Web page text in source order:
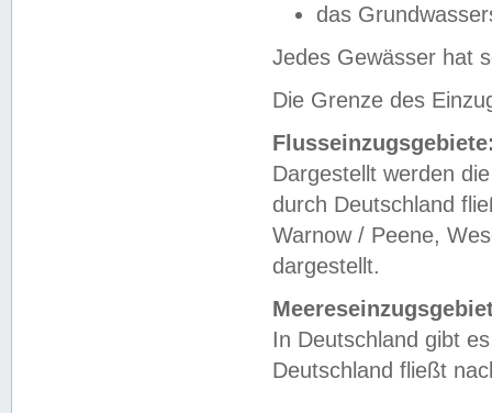
das
Jedes Gewässer hat
Die Grenze des
Dargestellt werden
durch Deutschland
Warnow / Peene,
dargestellt.
In Deutschland gibt
Deutschland fließt